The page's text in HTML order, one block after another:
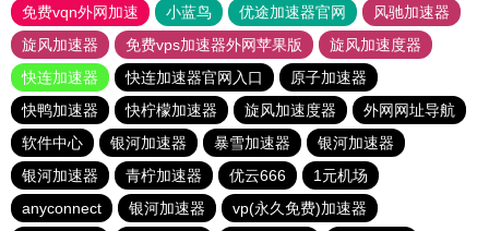
免费vqn外网加速
小蓝鸟 优途加速器官网
风驰加速器
旋风加速器
免费vps加速器外网苹果版
旋风加速度器
快连加速器
快连加速器官网入口
原子加速器
快鸭加速器
快柠檬加速器 旋风加速度器
外网网址导航
软件中心
银河加速器 暴雪加速器
银河加速器
银河加速器
青柠加速器 优云666
1元机场
anyconnect
银河加速器
vp(永久免费)加速器